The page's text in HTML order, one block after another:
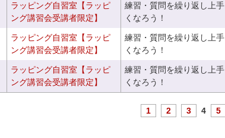
ラッピング自習室【ラッピ
ング講習会受講者限定】
練習・質問を繰り返し上手
くなろう！
ラッピング自習室【ラッピ
ング講習会受講者限定】
練習・質問を繰り返し上手
くなろう！
ラッピング自習室【ラッピ
ング講習会受講者限定】
練習・質問を繰り返し上手
くなろう！
1 2 3 4 5